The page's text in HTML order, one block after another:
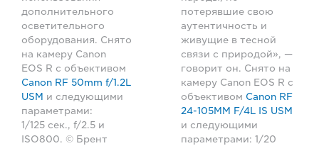
дополнительного
осветительного
оборудования. Снято
на камеру Canon
EOS R с объективом
Canon RF 50mm f/1.2L
USM и следующими
параметрами:
1/125 сек., f/2.5 и
ISO800. © Брент
потерявшие свою
аутентичность и
живущие в тесной
связи с природой», —
говорит он. Снято на
камеру Canon EOS R с
объективом Canon RF
24-105MM F/4L IS USM
и следующими
параметрами: 1/20